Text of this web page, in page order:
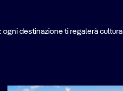
ogni destinazione ti regalerà cultura